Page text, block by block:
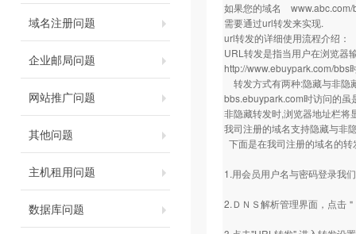
域名注册问题
企业邮局问题
网站推广问题
其他问题
主机租用问题
数据库问题
如果您的域名 www.abc.com/
需要通过url转发来实现.
url转发的详细使用流程介绍：
URL转发是指当用户在浏览器
http://www.ebuypark.com/bbs
转发方式有两种:隐藏与非隐
bbs.ebuypark.com时访问的虽
非隐藏转发时,浏览器地址栏将
我司注册的域名支持隐藏与非
下面是在我司注册的域名的转
1.用会员用户名与密码登录我
2.ＤＮＳ解析管理界面，点击